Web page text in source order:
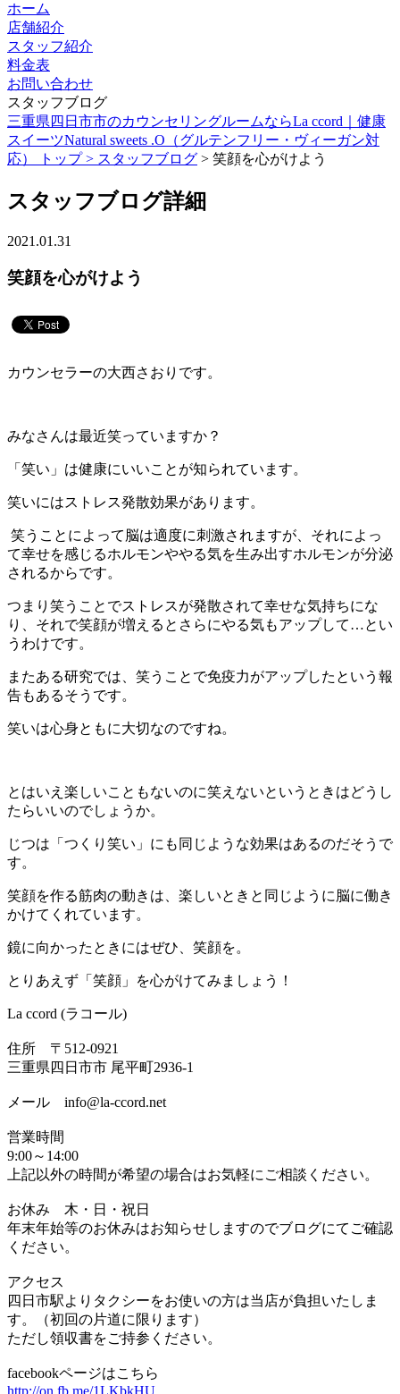
ホーム
店舗紹介
スタッフ紹介
料金表
お問い合わせ
スタッフブログ
三重県四日市市のカウンセリングルームならLa ccord｜健康
スイーツNatural sweets .O（グルテンフリー・ヴィーガン対
応） トップ > スタッフブログ > 笑顔を心がけよう
スタッフブログ詳細
2021.01.31
笑顔を心がけよう
カウンセラーの大西さおりです。
みなさんは最近笑っていますか？
「笑い」は健康にいいことが知られています。
笑いにはストレス発散効果があります。
笑うことによって脳は適度に刺激されますが、それによっ
て幸せを感じるホルモンややる気を生み出すホルモンが分泌
されるからです。
つまり笑うことでストレスが発散されて幸せな気持ちにな
り、それで笑顔が増えるとさらにやる気もアップして…とい
うわけです。
またある研究では、笑うことで免疫力がアップしたという報
告もあるそうです。
笑いは心身ともに大切なのですね。
とはいえ楽しいこともないのに笑えないというときはどうし
たらいいのでしょうか。
じつは「つくり笑い」にも同じような効果はあるのだそうで
す。
笑顔を作る筋肉の動きは、楽しいときと同じように脳に働き
かけてくれています。
鏡に向かったときにはぜひ、笑顔を。
とりあえず「笑顔」を心がけてみましょう！
La ccord (ラコール)
住所 〒512-0921
三重県四日市市 尾平町2936-1
メール info@la-ccord.net
営業時間
9:00～14:00
上記以外の時間が希望の場合はお気軽にご相談ください。
お休み 木・日・祝日
年末年始等のお休みはお知らせしますのでブログにてご確認
ください。
アクセス
四日市駅よりタクシーをお使いの方は当店が負担いたしま
す。（初回の片道に限ります）
ただし領収書をご持参ください。
facebookページはこちら
http://on.fb.me/1LKbkHU